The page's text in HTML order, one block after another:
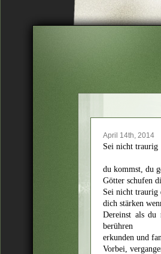
April 14th, 2014
Sei nicht traurig
du kommst, du
Götter schufen
Sei nicht traurig
dich stärken
Dereinst als
berühren
erkunden und
Vorbei,